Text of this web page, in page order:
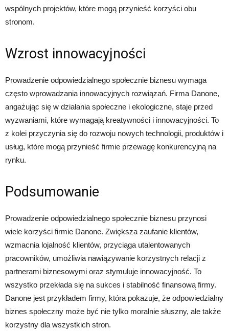
wspólnych projektów, które mogą przynieść korzyści obu
stronom.
Wzrost innowacyjności
Prowadzenie odpowiedzialnego społecznie biznesu wymaga
często wprowadzania innowacyjnych rozwiązań. Firma Danone,
angażując się w działania społeczne i ekologiczne, staje przed
wyzwaniami, które wymagają kreatywności i innowacyjności. To
z kolei przyczynia się do rozwoju nowych technologii, produktów i
usług, które mogą przynieść firmie przewagę konkurencyjną na
rynku.
Podsumowanie
Prowadzenie odpowiedzialnego społecznie biznesu przynosi
wiele korzyści firmie Danone. Zwiększa zaufanie klientów,
wzmacnia lojalność klientów, przyciąga utalentowanych
pracowników, umożliwia nawiązywanie korzystnych relacji z
partnerami biznesowymi oraz stymuluje innowacyjność. To
wszystko przekłada się na sukces i stabilność finansową firmy.
Danone jest przykładem firmy, która pokazuje, że odpowiedzialny
biznes społeczny może być nie tylko moralnie słuszny, ale także
korzystny dla wszystkich stron.